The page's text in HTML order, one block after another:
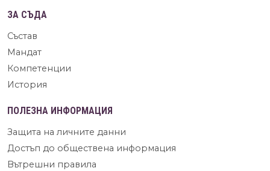
ЗА СЪДА
Състав
Мандат
Компетенции
История
ПОЛЕЗНА ИНФОРМАЦИЯ
Защита на личните данни
Достъп до обществена информация
Вътрешни правила